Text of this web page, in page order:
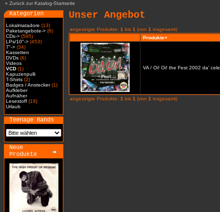
» Zurück zur Katalog-Startseite
Kategorien
Lokalmatadore (13)
Paketangebote-> (6)
CDs-> (595)
LPs/10"-> (453)
7"-> (34)
Kassetten
DVDs (6)
Videos
VCD (1)
Kapuzenpulli
T-Shirts (2)
Badges / Anstecker(1)
Aufkleber
Aufnäher
Lesestoff (19)
Urlaub
Teenage Bands
Neue
Produkte
Unser Angebot
angezeigte Produkte: 1 bis 1 (von 1 insgesamt)
Produkte+
VA / Oi! Oi! the Fest 2002 da'
angezeigte Produkte: 1 bis 1 (von 1 insgesamt)